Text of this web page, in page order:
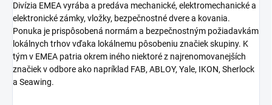
Divízia EMEA vyrába a predáva mechanické, elektromechanické a
elektronické zámky, vložky, bezpečnostné dvere a kovania.
Ponuka je prispôsobená normám a bezpečnostným požiadavkám
lokálnych trhov vďaka lokálnemu pôsobeniu značiek skupiny. K
tým v EMEA patria okrem iného niektoré z najrenomovanejších
značiek v odbore ako napríklad FAB, ABLOY, Yale, IKON, Sherlock
a Seawing.